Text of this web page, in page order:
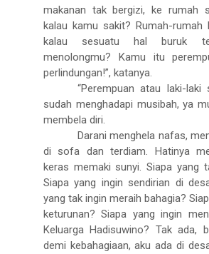
makanan tak bergizi, ke rumah
kalau kamu sakit? Rumah-rumah
kalau sesuatu hal buruk
menolongmu? Kamu itu
perlindungan!”, katanya.
“Perempuan atau laki-
sudah menghadapi musibah, ya
membela diri.
Darani menghela nafas,
di sofa dan terdiam. Hatinya
keras memaki sunyi. Siapa yang
Siapa yang ingin sendirian di
yang tak ingin meraih bahagia?
keturunan?Siapa yang ingin
Keluarga Hadisuwino? Tak ada,
demi kebahagiaan, aku ada di